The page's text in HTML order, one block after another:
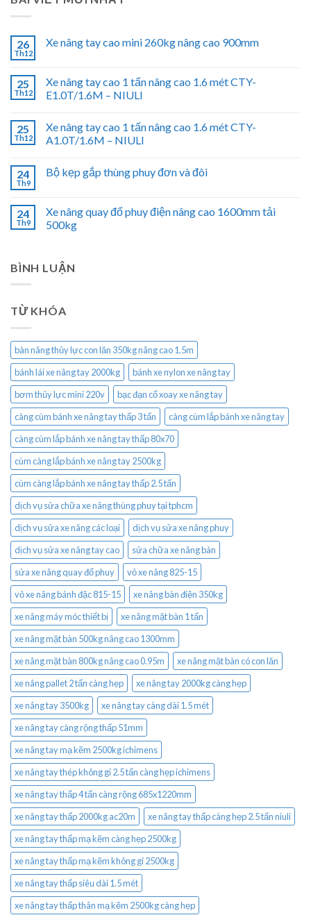
26
Th12
Xe nâng tay cao mini 260kg nâng cao 900mm
25
Th12
Xe nâng tay cao 1 tấn nâng cao 1.6 mét CTY-
E1.0T/1.6M – NIULI
25
Th12
Xe nâng tay cao 1 tấn nâng cao 1.6 mét CTY-
A1.0T/1.6M – NIULI
24
Th9
Bộ kẹp gắp thùng phuy đơn và đôi
24
Th9
Xe nâng quay đổ phuy điện nâng cao 1600mm tải
500kg
BÌNH LUẬN
TỪ KHÓA
bàn nâng thủy lực con lăn 350kg nâng cao 1.5m
bánh lái xe nâng tay 2000kg
bánh xe nylon xe nâng tay
bơm thủy lực mini 220v
bạc đạn cổ xoay xe nâng tay
càng cùm bánh xe nâng tay thấp 3 tấn
càng cùm lắp bánh xe nâng tay
càng cùm lắp bánh xe nâng tay thấp 80x70
cùm càng lắp bánh xe nâng tay 2500kg
cùm càng lắp bánh xe nâng tay thấp 2.5 tấn
dịch vụ sửa chữa xe nâng thùng phuy tại tphcm
dịch vụ sửa xe nâng các loại
dịch vụ sửa xe nâng phuy
dịch vụ sửa xe nâng tay cao
sửa chữa xe nâng bàn
sửa xe nâng quay đổ phuy
vỏ xe nâng 825-15
vỏ xe nâng bánh đặc 815-15
xe nâng bàn điện 350kg
xe nâng máy móc thiết bị
xe nâng mặt bàn 1 tấn
xe nâng mặt bàn 500kg nâng cao 1300mm
xe nâng mặt bàn 800kg nâng cao 0.95m
xe nâng mặt bàn có con lăn
xe nâng pallet 2 tấn càng hẹp
xe nâng tay 2000kg càng hẹp
xe nâng tay 3500kg
xe nâng tay càng dài 1.5 mét
xe nâng tay càng rộng thấp 51mm
xe nâng tay mạ kẽm 2500kg ichimens
xe nâng tay thép không gỉ 2.5 tấn càng hẹp ichimens
xe nâng tay thấp 4 tấn càng rộng 685x1220mm
xe nâng tay thấp 2000kg ac20m
xe nâng tay thấp càng hẹp 2.5 tấn niuli
xe nâng tay thấp mạ kẽm càng hẹp 2500kg
xe nâng tay thấp mạ kẽm không gỉ 2500kg
xe nâng tay thấp siêu dài 1.5 mét
xe nâng tay thấp thân mạ kẽm 2500kg càng hẹp